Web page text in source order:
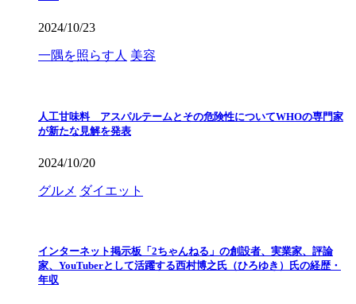
2024/10/23
一隅を照らす人 美容
人工甘味料 アスパルテームとその危険性についてWHOの専門家
が新たな見解を発表
2024/10/20
グルメ ダイエット
インターネット掲示板「2ちゃんねる」の創設者、実業家、評論
家、YouTuberとして活躍する西村博之氏（ひろゆき）氏の経歴・
年収